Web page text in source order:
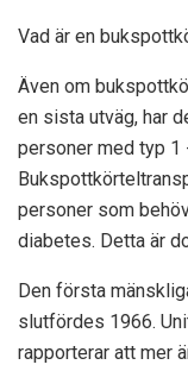
Vad är en
Även om
en sista utväg, har
personer med typ 1
personer som
diabetes. Detta är
Den första
slutfördes 1966.
rapporterar att mer